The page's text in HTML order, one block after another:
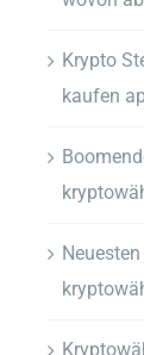
Krypto
kaufen